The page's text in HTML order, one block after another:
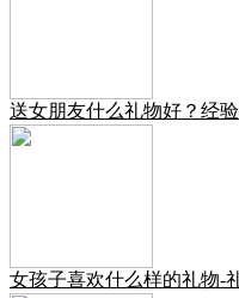
送女朋友什么礼物好？经
女孩子喜欢什么样的礼物-